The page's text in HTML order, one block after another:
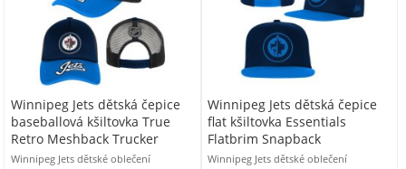
Winnipeg Jets dětská čepice
baseballová kšiltovka True
Retro Meshback Trucker
Winnipeg Jets dětské oblečení
Winnipeg Jets dětská čepice
flat kšiltovka Essentials
Flatbrim Snapback
Winnipeg Jets dětské oblečení